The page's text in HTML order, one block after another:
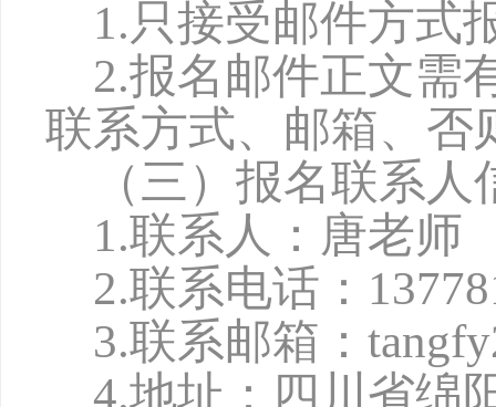
1.只接受邮件方式
2.报名邮件正文需
联系方式、邮箱、否
（三）报名联系人
1.联系人： 唐老师
2.联系电话：
3.联系邮箱：
4.地址： 四川省绵